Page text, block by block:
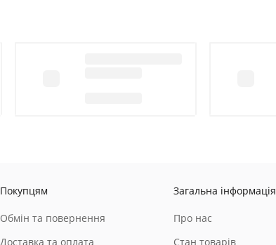
Покупцям
Обмін та повернення
Доставка та оплата
Загальна інформація
Про нас
Стан товарів